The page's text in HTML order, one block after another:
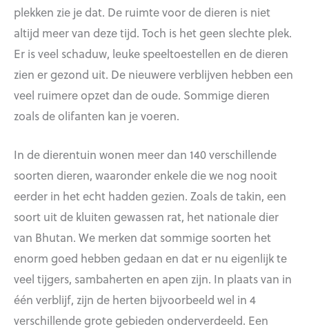
plekken zie je dat. De ruimte voor de dieren is niet
altijd meer van deze tijd. Toch is het geen slechte plek.
Er is veel schaduw, leuke speeltoestellen en de dieren
zien er gezond uit. De nieuwere verblijven hebben een
veel ruimere opzet dan de oude. Sommige dieren
zoals de olifanten kan je voeren.
In de dierentuin wonen meer dan 140 verschillende
soorten dieren, waaronder enkele die we nog nooit
eerder in het echt hadden gezien. Zoals de takin, een
soort uit de kluiten gewassen rat, het nationale dier
van Bhutan. We merken dat sommige soorten het
enorm goed hebben gedaan en dat er nu eigenlijk te
veel tijgers, sambaherten en apen zijn. In plaats van in
één verblijf, zijn de herten bijvoorbeeld wel in 4
verschillende grote gebieden onderverdeeld. Een